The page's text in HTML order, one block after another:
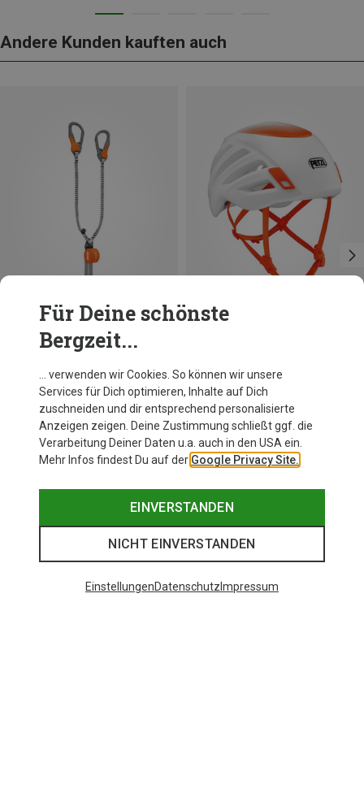
Andere Kunden kauften auch
Du sparst 10%
Petzl
Sirocco Kletterhelm
CHF 117.50
Für Deine schönste
Bergzeit...
… verwenden wir Cookies. So können wir unsere
Services für Dich optimieren, Inhalte auf Dich
zuschneiden und dir entsprechend personalisierte
Anzeigen zeigen. Deine Zustimmung schließt ggf. die
Verarbeitung Deiner Daten u.a. auch in den USA ein.
Mehr Infos findest Du auf der Google Privacy Site.
EINVERSTANDEN
NICHT EINVERSTANDEN
EinstellungenDatenschutz Impressum